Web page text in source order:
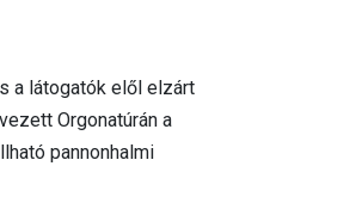
a látogatók elől elzárt
Orgonatúrán a
pannonhalmi